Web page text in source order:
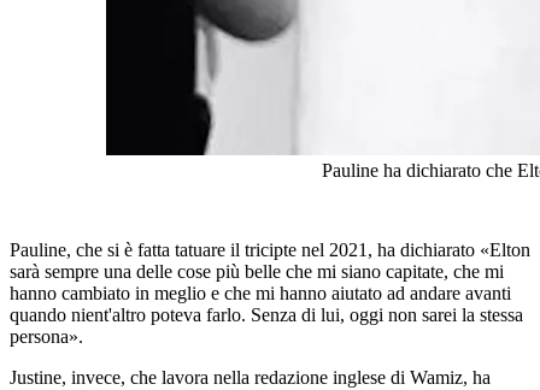
Pauline ha dichiarato che
Pauline, che si è fatta tatuare il tricipte nel 2021, ha dichiarato «Elton
sarà sempre una delle cose più belle che mi siano capitate, che mi
hanno cambiato in meglio e che mi hanno aiutato ad andare avanti
quando nient'altro poteva farlo. Senza di lui, oggi non sarei la stessa
persona».
Justine, invece, che lavora nella redazione inglese di Wamiz, ha